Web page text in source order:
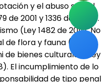
y el abuso sexual
de 2001 y 1336 de 2009).
(Ley 1482 de 2011). No
flora y fauna (Ley 17
de bienes culturales (Ley
El incumplimiento de lo
de tipo penal